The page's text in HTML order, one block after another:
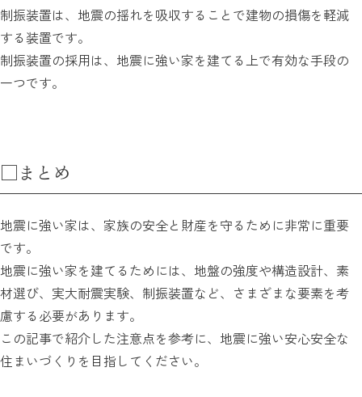
制振装置は、地震の揺れを吸収することで建物の損傷を軽減
する装置です。
制振装置の採用は、地震に強い家を建てる上で有効な手段の
一つです。
□まとめ
地震に強い家は、家族の安全と財産を守るために非常に重要
です。
地震に強い家を建てるためには、地盤の強度や構造設計、素
材選び、実大耐震実験、制振装置など、さまざまな要素を考
慮する必要があります。
この記事で紹介した注意点を参考に、地震に強い安心安全な
住まいづくりを目指してください。